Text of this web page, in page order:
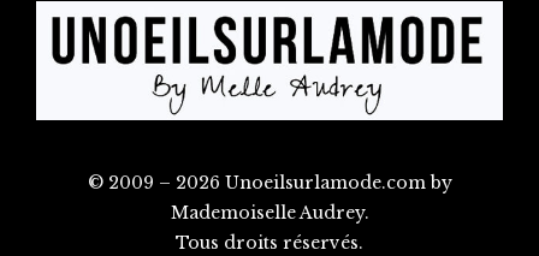
© 2009 – 2026 Unoeilsurlamode.com by
Mademoiselle Audrey.
Tous droits réservés.